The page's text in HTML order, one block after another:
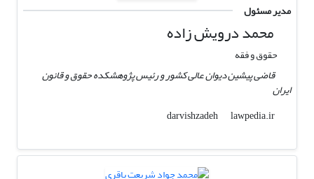
مدیر مسئول
محمد درویش زاده
حقوق و فقه
قاضی پیشین دیوان عالی کشور و رئیس پژوهشکده حقوق و قانون
ایران
darvishzadeh
lawpedia.ir